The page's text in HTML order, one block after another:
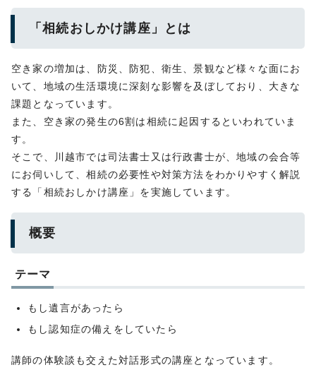
「相続おしかけ講座」とは
空き家の増加は、防災、防犯、衛生、景観など様々な面にお
いて、地域の生活環境に深刻な影響を及ぼしており、大きな
課題となっています。
また、空き家の発生の6割は相続に起因するといわれていま
す。
そこで、川越市では司法書士又は行政書士が、地域の会合等
にお伺いして、相続の必要性や対策方法をわかりやすく解説
する「相続おしかけ講座」を実施しています。
概要
テーマ
もし遺言があったら
もし認知症の備えをしていたら
講師の体験談も交えた対話形式の講座となっています。